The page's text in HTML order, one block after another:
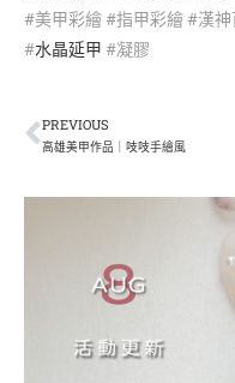
#美甲彩繪 #指甲彩繪 #漢
#水晶延甲 #凝膠
PREVIOUS
高雄美甲作品｜吱吱手繪風